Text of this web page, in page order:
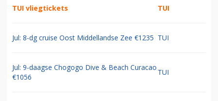
TUI vliegtickets TUI
Jul: 8-dg cruise Oost Middellandse Zee €1235 TUI
Jul: 9-daagse Chogogo Dive & Beach Curacao
€1056
TUI